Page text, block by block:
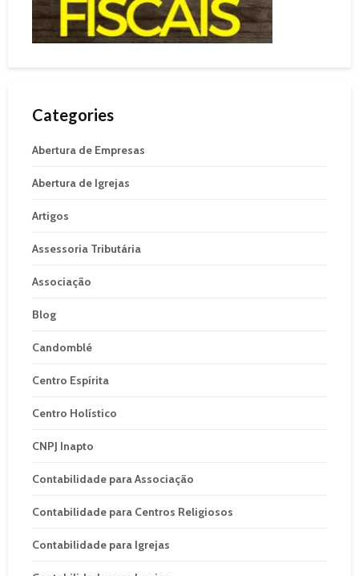
Categories
Abertura de Empresas
Abertura de Igrejas
Artigos
Assessoria Tributária
Associação
Blog
Candomblé
Centro Espírita
Centro Holístico
CNPJ Inapto
Contabilidade para Associação
Contabilidade para Centros Religiosos
Contabilidade para Igrejas